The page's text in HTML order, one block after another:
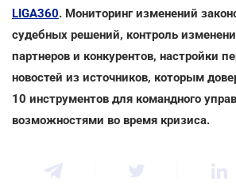
LIGA360. Мониторинг изменений
судебных решений, контроль
партнеров и конкурентов, настройки
новостей из источников, которым
10 инструментов для командного
возможностями во время кризиса.